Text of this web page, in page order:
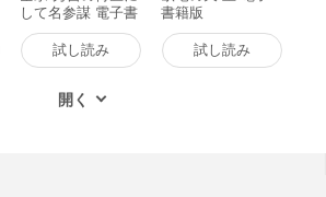
して名参謀 電子書
籍版
試し読み
書籍版
試し読み